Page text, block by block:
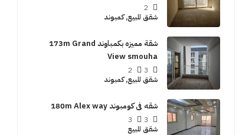
2
شقق للبيع, كمبوند
شقة مميزه بكمباوند 173m Grand
View smouha
3
2
شقق للبيع, كمبوند
شقه فى كومبوند 180m Alex way
3
3
شقق للبيع